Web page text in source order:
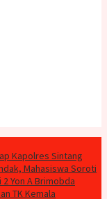
Kapolres Sintang
Mahasiswa Soroti
Yon A Brimobda
TK Kemala